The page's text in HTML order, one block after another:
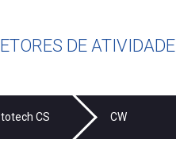
DE ATIVIDADE
CS CW